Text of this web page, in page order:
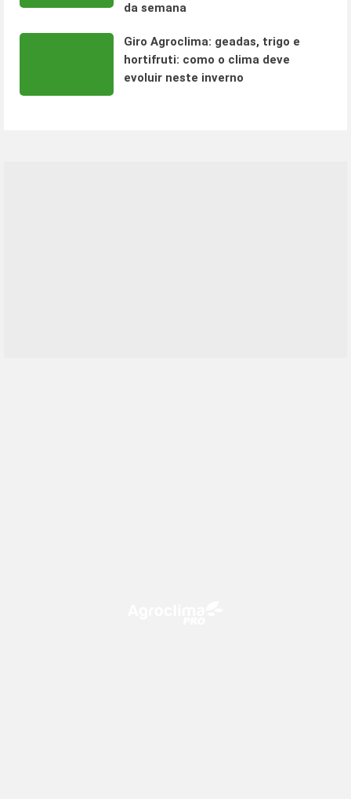
da semana
Giro Agroclima: geadas, trigo e
hortifruti: como o clima deve
evoluir neste inverno